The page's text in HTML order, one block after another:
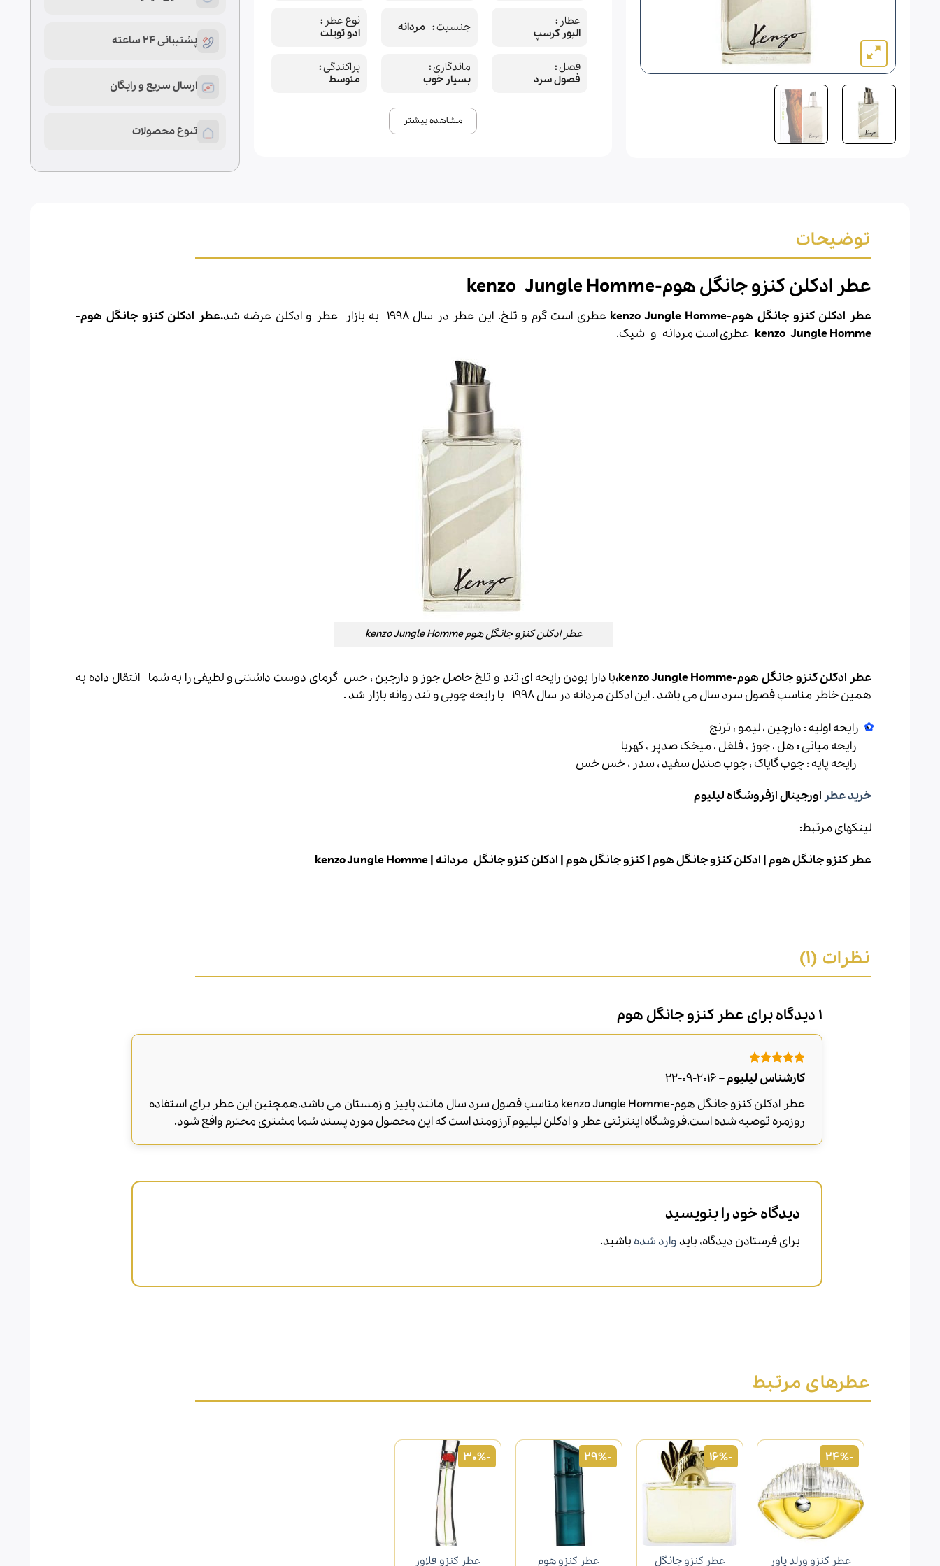
عطار
الیور کرسپ
جنسیت مردانه
نوع عطر
ادو تویلت
فصل
فصول سرد
ماندگاری
بسیار خوب
پراکندگی
متوسط
مشاهده بیشتر
پشتیبانی 24 ساعته
ارسال سریع و رایگان
تنوع محصولات
توضیحات
عطر ادکلن کنزو جانگل هوم-kenzo Jungle Homme
عطر ادکلن کنزو جانگل هوم-kenzo Jungle Homme عطری است گرم و تلخ. این عطر در سال 1998 به بازار عطر و ادکلن عرضه شد.عطر ادکلنکنزوجانگل هوم-
kenzoJungle Homme عطری است مردانه و شیک.
عطر ادکلن کنزو جانگل هوم kenzo Jungle Homme
عطر ادکلن کنزو جانگل هوم-kenzo Jungle Homme،
با دارا بودن رایحه ای تند و تلخ حاصل جوز و دارچین ، حس گرمای دوست داشتنی و لطیفی را به شما انتقال داده به
همین خاطر مناسب فصول سرد سال می باشد .این ادکلن مردانه در سال 1998 با رایحه چوبی و تند روانه بازار شد .
رایحه اولیه : دارچین ، لیمو ، ترنج
رایحه میانی:هل ، جوز ، فلفل ، میخک صدپر ، کهربا
رایحه پایه : چوب گایاک ، چوب صندل سفید ، سدر ، خس خس
خرید عطر اورجینال ازفروشگاه لیلیوم
لینکهای مرتبط:
عطر کنزو جانگل هوم| ادکلن کنزو جانگل هوم|کنزو جانگل هوم| ادکلن کنزو جانگل مردانه|
kenzo Jungle Homme
نظرات (1)
1 دیدگاه برای عطر کنزو جانگل هوم
امتیاز
از
5
کارشناس لیلیوم–
2016-09-22
عطر ادکلن کنزو جانگل هوم-kenzo Jungle Homme مناسب فصول سرد سال مانند پاییز و زمستان می باشد.همچنین این عطر برای استفاده
روزمره توصیه شده است.فروشگاه اینترنتی عطر و ادکلن لیلیوم آرزومند است که این محصول مورد پسند شما مشتری محترم واقع شود.
دیدگاه خود را بنویسید
برای فرستادن دیدگاه، باید وارد شده باشید.
عطرهای مرتبط
-24%
عطر کنزو ورلد پاور
-16%
عطر کنزو جانگل
-29%
عطر کنزو هوم
-30%
عطر کنزو فلاور